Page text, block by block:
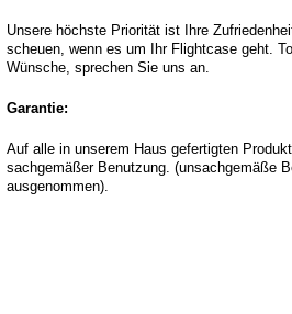
Unsere höchste Priorität ist Ihre
scheuen, wenn es um Ihr Flightcase geht.
Wünsche, sprechen Sie uns an.
Garantie:
Auf alle in unserem Haus gefertigten
sachgemäßer Benutzung. (unsachgemäße
ausgenommen).